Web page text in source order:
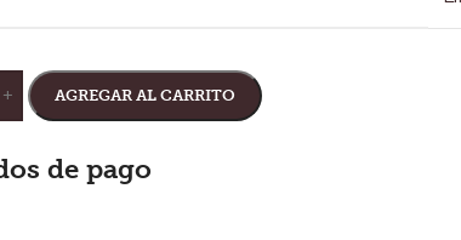
+ AGREGAR AL CARRITO
de pago